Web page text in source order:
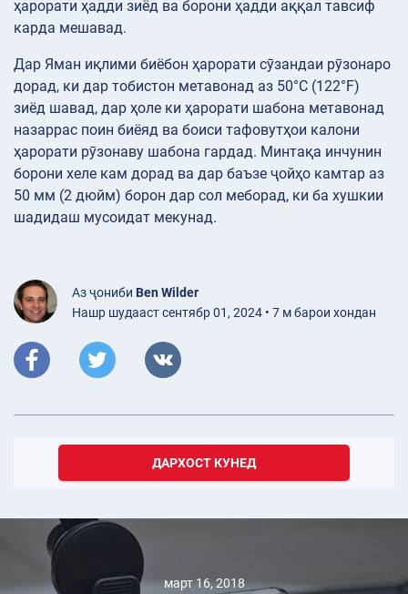
ҳарорати ҳадди зиёд ва борони ҳадди аққал тавсиф
карда мешавад.
Дар Яман иқлими биёбон ҳарорати сӯзандаи рӯзонаро
дорад, ки дар тобистон метавонад аз 50°С (122°F)
зиёд шавад, дар ҳоле ки ҳарорати шабона метавонад
назаррас поин биёяд ва боиси тафовутҳои калони
ҳарорати рӯзонаву шабона гардад. Минтақа инчунин
борони хеле кам дорад ва дар баъзе ҷойҳо камтар аз
50 мм (2 дюйм) борон дар сол меборад, ки ба хушкии
шадидаш мусоидат мекунад.
Аз ҷониби Ben Wilder
Нашр шудааст сентябр 01, 2024 • 7 м барои хондан
ДАРХОСТ КУНЕД
март 16, 2018